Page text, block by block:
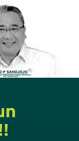
Simbolon